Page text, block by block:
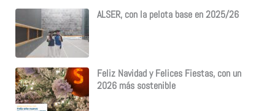
ALSER, con la pelota base en 2025/26
Feliz Navidad y Felices Fiestas, con un
2026 más sostenible